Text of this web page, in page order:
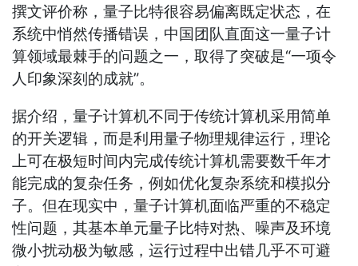
撰文评价称，量子比特很容易偏离既定状态，在
系统中悄然传播错误，中国团队直面这一量子计
算领域最棘手的问题之一，取得了突破是“一项令
人印象深刻的成就”。
据介绍，量子计算机不同于传统计算机采用简单
的开关逻辑，而是利用量子物理规律运行，理论
上可在极短时间内完成传统计算机需要数千年才
能完成的复杂任务，例如优化复杂系统和模拟分
子。但在现实中，量子计算机面临严重的不稳定
性问题，其基本单元量子比特对热、噪声及环境
微小扰动极为敏感，运行过程中出错几乎不可避